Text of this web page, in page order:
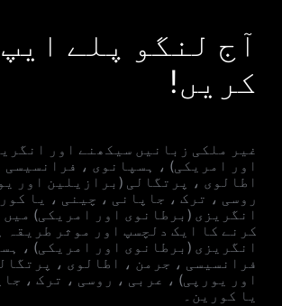
آج لنگو پلے
کریں!
غیر ملکی زبانیں سیکھنے اور
اور امریکی) ، ہسپانوی ، فرانسیسی
اطالوی ، پرتگالی (برازیلین اور
روسی ، ترک ، جاپانی ، چینی ، یا
انگریزی (برطانوی اور امریکی)
کرنے کا ایک دلچسپ اور موثر طریقہ
انگریزی (برطانوی اور امریکی) ،
فرانسیسی ، جرمن ، اطالوی ،
اور یورپی) ، عربی ، روسی ، ترک ،
یا کورین۔